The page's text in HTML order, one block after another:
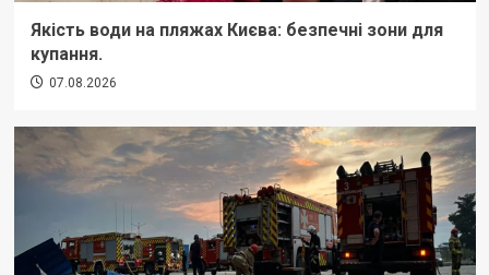
Якість води на пляжах Києва: безпечні зони для
купання.
07.08.2026